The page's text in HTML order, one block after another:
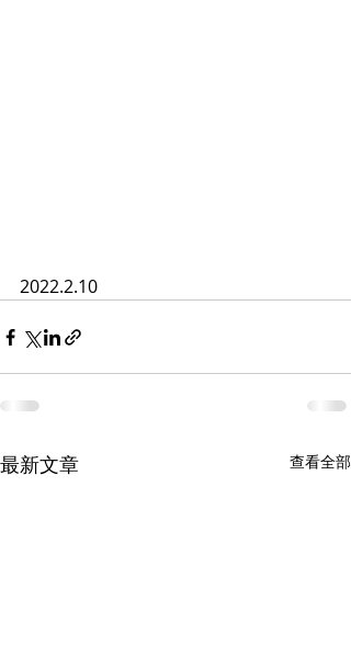
2022.2.10
最新文章 查看全部